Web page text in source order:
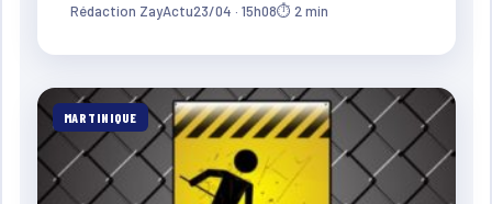
Rédaction ZayActu23/04 · 15h08⏱ 2 min
MARTINIQUE